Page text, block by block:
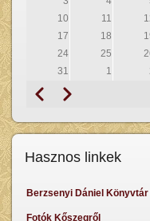
10
11
17
18
24
25
31
1
Oldalszámozás
Előző Következő
Hasznos linkek
Berzsenyi Dániel
Fotók Kőszegről